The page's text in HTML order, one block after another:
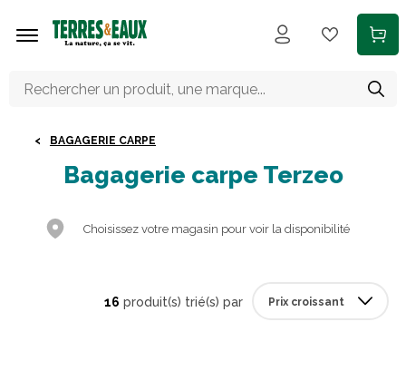
BAGAGERIE CARPE
Bagagerie carpe Terzeo
Choisissez votre magasin pour voir la disponibilité
16 produit(s) trié(s) par